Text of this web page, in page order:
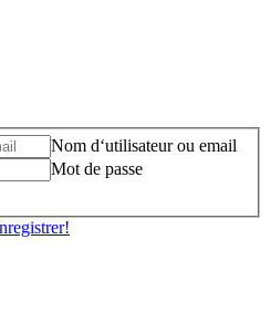
Nom d‘utilisateur ou email
Mot de passe